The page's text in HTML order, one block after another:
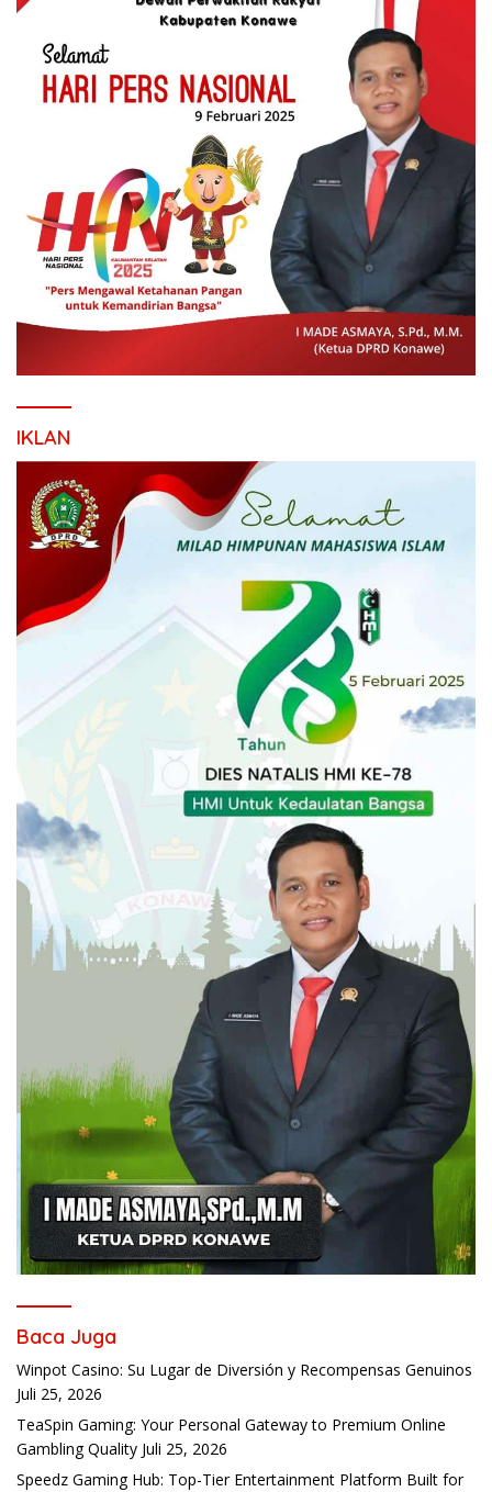
IKLAN
Baca Juga
Winpot Casino: Su Lugar de Diversión y Recompensas Genuinos
Juli 25, 2026
TeaSpin Gaming: Your Personal Gateway to Premium Online
Gambling Quality Juli 25, 2026
Speedz Gaming Hub: Top-Tier Entertainment Platform Built for